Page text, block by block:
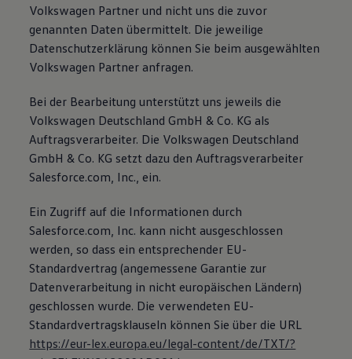
Volkswagen Partner und nicht uns die zuvor
genannten Daten übermittelt. Die jeweilige
Datenschutzerklärung können Sie beim ausgewählten
Volkswagen Partner anfragen.
Bei der Bearbeitung unterstützt uns jeweils die
Volkswagen Deutschland GmbH & Co. KG als
Auftragsverarbeiter. Die Volkswagen Deutschland
GmbH & Co. KG setzt dazu den Auftragsverarbeiter
Salesforce.com, Inc., ein.
Ein Zugriff auf die Informationen durch
Salesforce.com, Inc. kann nicht ausgeschlossen
werden, so dass ein entsprechender EU-
Standardvertrag (angemessene Garantie zur
Datenverarbeitung in nicht europäischen Ländern)
geschlossen wurde. Die verwendeten EU-
Standardvertragsklauseln können Sie über die URL
https://eur-lex.europa.eu/legal-content/de/TXT/?